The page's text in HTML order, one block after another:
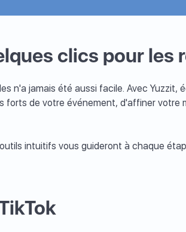
clics pour les
n'a jamais été aussi facile. Avec
forts de votre événement, d'affiner votre
intuitifs vous guideront à chaque